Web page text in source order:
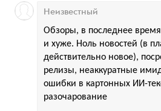
Обзоры, в последнее
и хуже. Ноль новостей (в
действительно новое),
релизы, неаккуратные
ошибки в картонных ИИ-
разочарование
Неизвестный